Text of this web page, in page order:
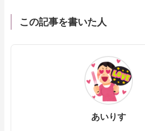
この記事を書いた人
あいりす